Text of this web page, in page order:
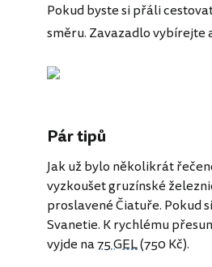
Pokud byste si přáli
směru. Zavazadlo vybírejte
Pár tipů
Jak už bylo několikrát
vyzkoušet gruzínské
proslavené Čiatuře. Pokud
Svanetie. K rychlému
vyjde na75 GEL(750 Kč).